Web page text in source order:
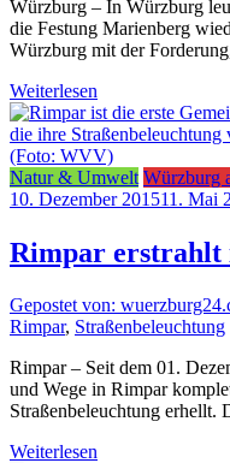
Würzburg – In Würzburg
die Festung Marienberg
Würzburg mit der
Weiterlesen
Natur & Umwelt Würzburg
10. Dezember 201511. Mai
Rimpar erstrahlt
Gepostet von:
Rimpar, Straßenbeleuchtung
Rimpar – Seit dem 01.
und Wege in Rimpar
Straßenbeleuchtung erhellt.
Weiterlesen